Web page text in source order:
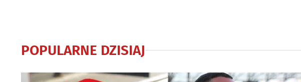
POPULARNE DZISIAJ